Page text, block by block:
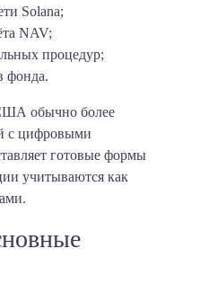
Solana;
NAV;
процедур;
фонда.
обычно более
с цифровыми
готовые формы
учитываются как